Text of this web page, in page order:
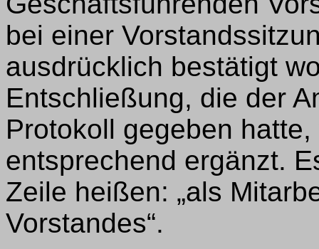
bei einer
ausdrücklich bestätigt
Entschließung, die der
Protokoll gegeben
entsprechend ergänzt.
Zeile heißen: „als
Vorstandes“.